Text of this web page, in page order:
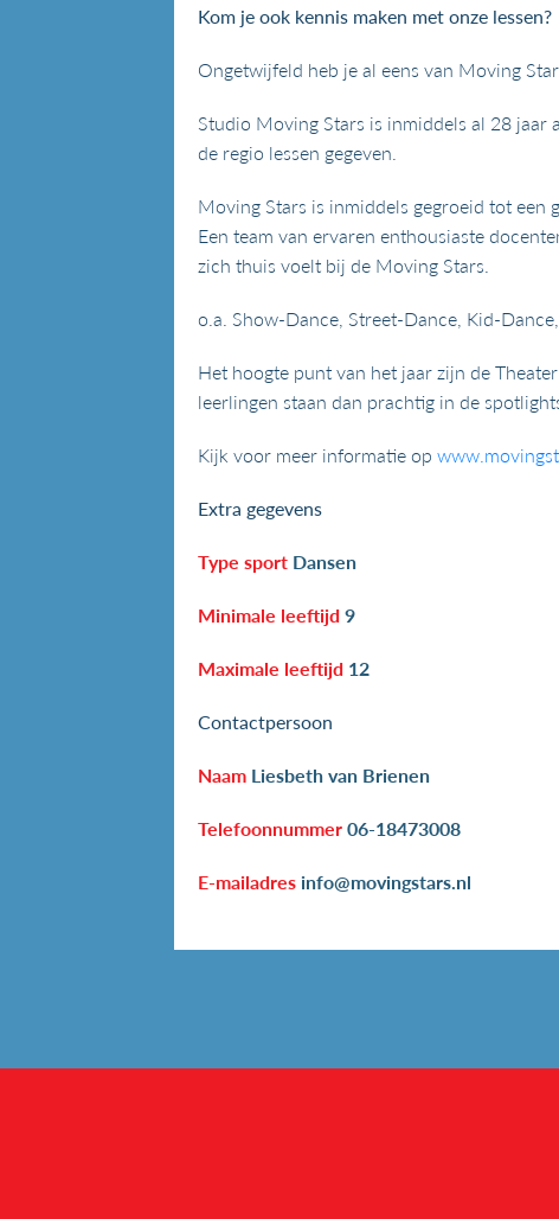
Kom je ook kennis maken met onze lessen?
Ongetwijfeld heb je al eens van Moving
Studio Moving Stars is inmiddels al 28 jaar
de regio lessen gegeven.
Moving Stars is inmiddels gegroeid tot een
Een team van ervaren enthousiaste
zich thuis voelt bij de Moving Stars.
o.a. Show-Dance, Street-Dance, Kid-
Het hoogte punt van het jaar zijn de
leerlingen staan dan prachtig in de
Kijk voor meer informatie op
Extra gegevens
Type sport Dansen
Minimale leeftijd 9
Maximale leeftijd 12
Contactpersoon
Naam Liesbeth van Brienen
Telefoonnummer 06-18473008
E-mailadres info@movingstars.nl